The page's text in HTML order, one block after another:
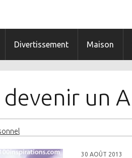
Divertissement Maison
un
30 AOÛT 2013